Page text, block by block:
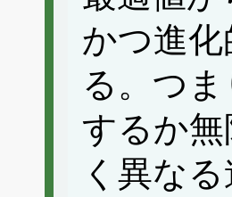
かつ進
る。つ
するか
く異な